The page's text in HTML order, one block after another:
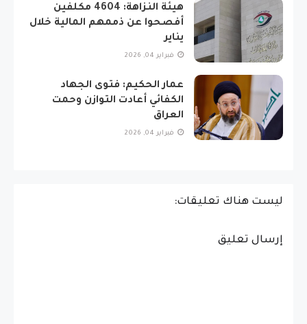
هيئة النزاهة: 4604 مكلفين
أفصحوا عن ذممهم المالية خلال
يناير
فبراير 04, 2026
عمار الحكيم: فتوى الجهاد
الكفائي أعادت التوازن وحمت
العراق
فبراير 04, 2026
ليست هناك تعليقات:
إرسال تعليق